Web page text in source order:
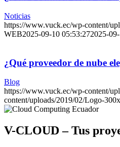
Noticias
https://www.vuck.ec/wp-content/
WEB2025-09-10 05:53:272025-
¿Qué proveedor de nube
Blog
https://www.vuck.ec/wp-content/
content/uploads/2019/02/Logo-
V-CLOUD – Tus